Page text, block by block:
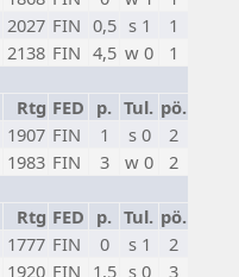
2027 FIN 0,5 s 1
1
2138 FIN 4,5 w 0
1
Rtg FED p. Tul. pö.
1907 FIN 1 s 0
2
1983 FIN 3 w 0
2
Rtg FED p. Tul. pö.
1777 FIN 0 s 1
2
1920 FIN 1,5 s 0
3